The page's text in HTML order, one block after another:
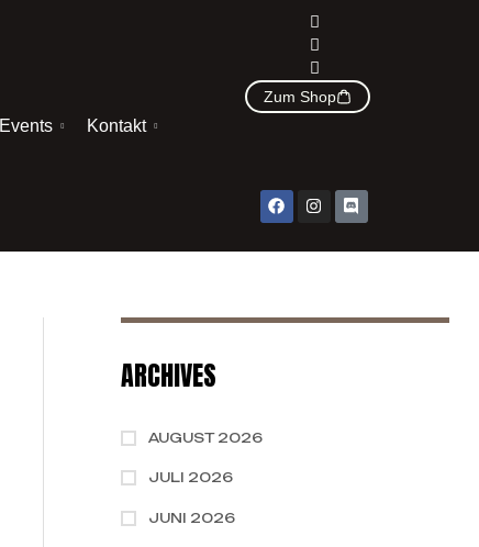
Events Kontakt
Zum Shop
ARCHIVES
AUGUST 2026
JULI 2026
JUNI 2026